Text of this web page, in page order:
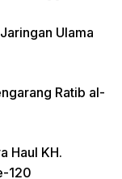
Ulama
Ratib al-
Haul KH.
120